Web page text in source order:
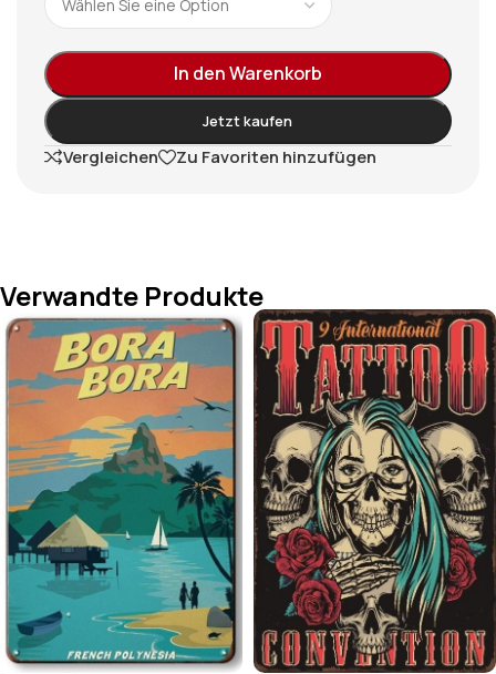
In den Warenkorb
Jetzt kaufen
Vergleichen Zu Favoriten hinzufügen
Verwandte Produkte